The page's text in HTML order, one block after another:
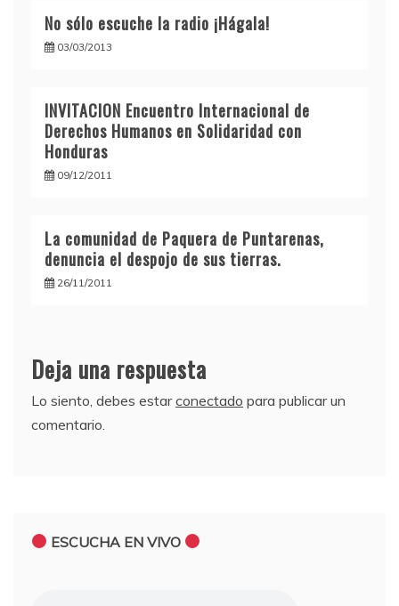
No sólo escuche la radio ¡Hágala!
03/03/2013
INVITACION Encuentro Internacional de
Derechos Humanos en Solidaridad con
Honduras
09/12/2011
La comunidad de Paquera de Puntarenas,
denuncia el despojo de sus tierras.
26/11/2011
Deja una respuesta
Lo siento, debes estarconectado para publicar un
comentario.
ESCUCHA EN VIVO